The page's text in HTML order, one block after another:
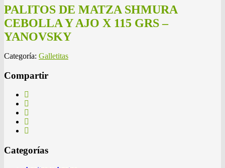
PALITOS DE MATZA SHMURA
CEBOLLA Y AJO X 115 GRS –
YANOVSKY
Categoría: Galletitas
Compartir
Categorías